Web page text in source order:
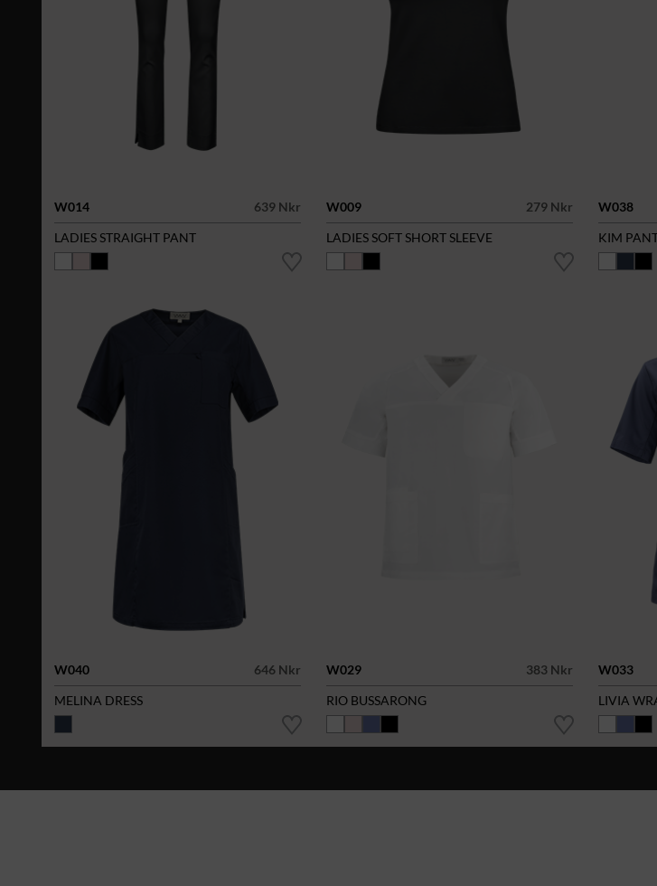
W014
639 Nkr
LADIES STRAIGHT PANT
W009
279 Nkr
LADIES SOFT SHORT SLEEVE
W038
KIM
W040
646 Nkr
MELINA DRESS
W029
383 Nkr
RIO BUSSARONG
W033
LIVIA